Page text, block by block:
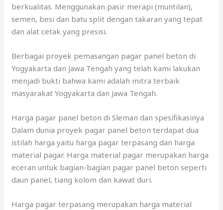
berkualitas. Menggunakan pasir merapi (muntilan),
semen, besi dan batu split dengan takaran yang tepat
dan alat cetak yang presisi.
Berbagai proyek pemasangan pagar panel beton di
Yogyakarta dan Jawa Tengah yang telah kami lakukan
menjadi bukti bahwa kami adalah mitra terbaik
masyarakat Yogyakarta dan Jawa Tengah.
Harga pagar panel beton di Sleman dan spesifikasinya
Dalam dunia proyek pagar panel beton terdapat dua
istilah harga yaitu harga pagar terpasang dan harga
material pagar. Harga material pagar merupakan harga
eceran untuk bagian-bagian pagar panel beton seperti
daun panel, tiang kolom dan kawat duri.
Harga pagar terpasang merupakan harga material